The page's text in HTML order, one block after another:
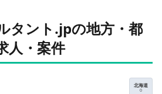
タント.jpの地方・都
人・案件
北海道
0